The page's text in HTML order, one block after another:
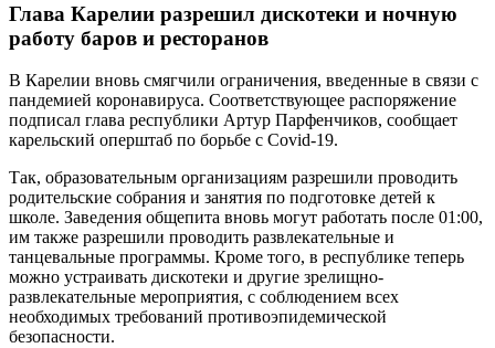
Глава Карелии разрешил дискотеки и ночную
работу баров и ресторанов
В Карелии вновь смягчили ограничения, введенные в связи с
пандемией коронавируса. Соответствующее распоряжение
подписал глава республики Артур Парфенчиков, сообщает
карельский оперштаб по борьбе с Covid-19.
Так, образовательным организациям разрешили проводить
родительские собрания и занятия по подготовке детей к
школе. Заведения общепита вновь могут работать после 01:00,
им также разрешили проводить развлекательные и
танцевальные программы. Кроме того, в республике теперь
можно устраивать дискотеки и другие зрелищно-
развлекательные мероприятия, с соблюдением всех
необходимых требований противоэпидемической
безопасности.